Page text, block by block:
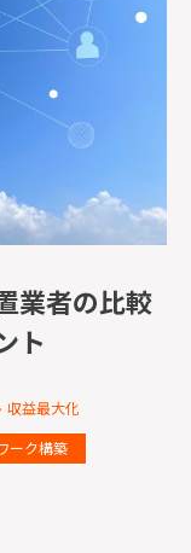
業者の比較
ト
収益最大化
ーク構築